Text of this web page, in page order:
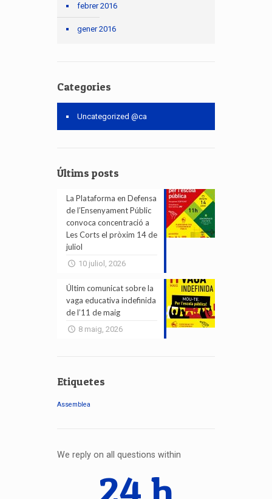
febrer 2016
gener 2016
Categories
Uncategorized @ca
Últims posts
La Plataforma en Defensa
de l’Ensenyament Públic
convoca concentració a
Les Corts el pròxim 14 de
juliol
10 juliol, 2026
Últim comunicat sobre la
vaga educativa indefinida
de l’11 de maig
8 maig, 2026
Etiquetes
Assemblea
We reply on all questions within